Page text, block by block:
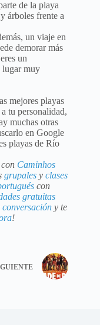
de la playa
árboles frente a
un viaje en
demorar más
un
lugar muy
mejores playas
tu personalidad,
muchas otras
en Google
playas de Río
con Caminhos
grupales y clases
con
gratuitas
y te
!